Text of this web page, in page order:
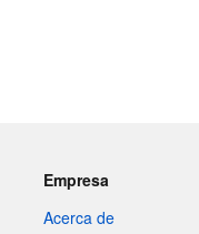
Empresa
Acerca de